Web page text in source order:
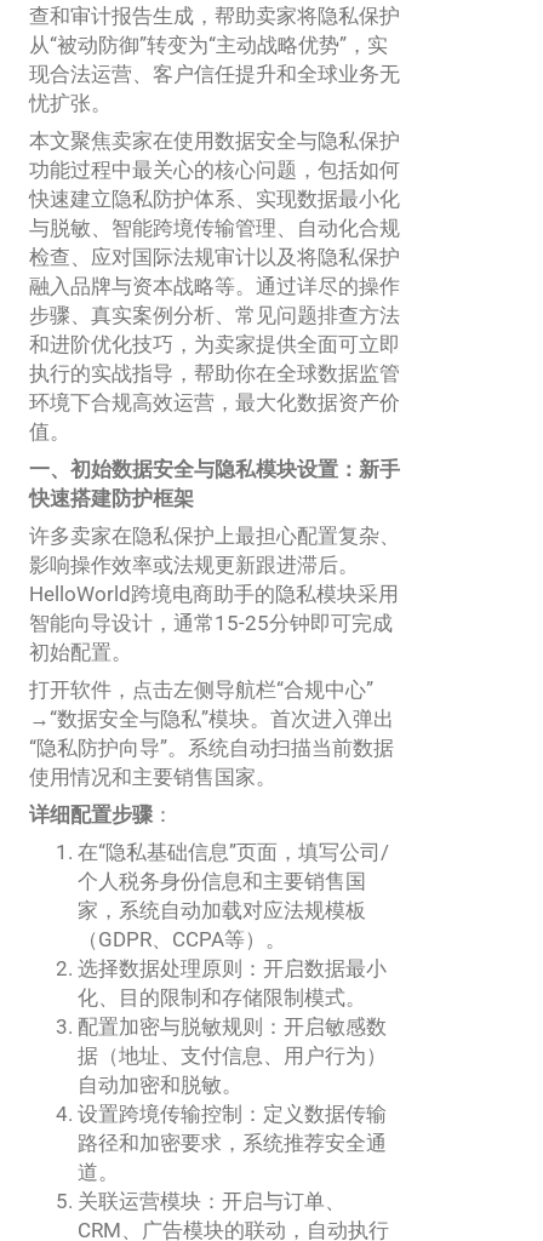
查和审计报告生成，帮助卖家将隐私保护
从“被动防御”转变为“主动战略优势”，实
现合法运营、客户信任提升和全球业务无
忧扩张。
本文聚焦卖家在使用数据安全与隐私保护
功能过程中最关心的核心问题，包括如何
快速建立隐私防护体系、实现数据最小化
与脱敏、智能跨境传输管理、自动化合规
检查、应对国际法规审计以及将隐私保护
融入品牌与资本战略等。通过详尽的操作
步骤、真实案例分析、常见问题排查方法
和进阶优化技巧，为卖家提供全面可立即
执行的实战指导，帮助你在全球数据监管
环境下合规高效运营，最大化数据资产价
值。
一、初始数据安全与隐私模块设置：新手
快速搭建防护框架
许多卖家在隐私保护上最担心配置复杂、
影响操作效率或法规更新跟进滞后。
HelloWorld跨境电商助手的隐私模块采用
智能向导设计，通常15-25分钟即可完成
初始配置。
打开软件，点击左侧导航栏“合规中心”
→“数据安全与隐私”模块。首次进入弹出
“隐私防护向导”。系统自动扫描当前数据
使用情况和主要销售国家。
详细配置步骤 ：
在“隐私基础信息”页面，填写公司/
个人税务身份信息和主要销售国
家，系统自动加载对应法规模板
（GDPR、CCPA等）。
选择数据处理原则：开启数据最小
化、目的限制和存储限制模式。
配置加密与脱敏规则：开启敏感数
据（地址、支付信息、用户行为）
自动加密和脱敏。
设置跨境传输控制：定义数据传输
路径和加密要求，系统推荐安全通
道。
关联运营模块：开启与订单、
CRM、广告模块的联动，自动执行